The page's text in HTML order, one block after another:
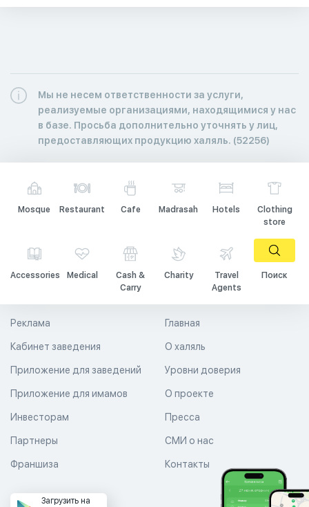
Мы не несем ответственности за услуги,
реализуемые организациями, находящимися у нас
в базе. Просьба дополнительно уточнять у лиц,
предоставляющих продукцию халяль. (52256)
Mosque Restaurant Cafe Madrasah Hotels
Clothing
store
Accessories Medical
Cash &
Carry
Charity
Travel
Agents
Поиск
Главная
О халяль
Уровни доверия
Реклама
Кабинет заведения
Приложение для заведений
Приложение для имамов О проекте
Пресса
СМИ о нас
Контакты
Инвесторам
Партнеры
Франшиза
Загрузить на